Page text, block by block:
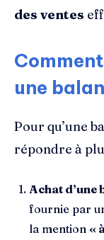
des ventes
une
Pour qu’une
répondre à
Achat d’une
fournie par
la mention «